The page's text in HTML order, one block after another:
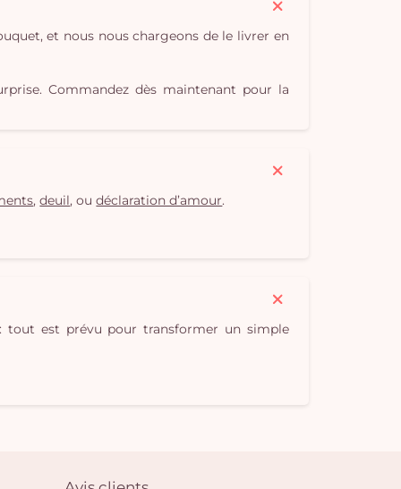
et nous nous chargeons de le livrer en
Commandez dès maintenant pour la
,deuil, oudéclaration d’amour.
tout est prévu pour transformer un simple